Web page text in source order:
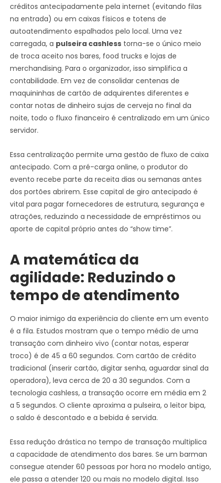
créditos antecipadamente pela internet (evitando filas
na entrada) ou em caixas físicos e totens de
autoatendimento espalhados pelo local. Uma vez
carregada, a pulseira cashless torna-se o único meio
de troca aceito nos bares, food trucks e lojas de
merchandising. Para o organizador, isso simplifica a
contabilidade. Em vez de consolidar centenas de
maquininhas de cartão de adquirentes diferentes e
contar notas de dinheiro sujas de cerveja no final da
noite, todo o fluxo financeiro é centralizado em um único
servidor.
Essa centralização permite uma gestão de fluxo de caixa
antecipado. Com a pré-carga online, o produtor do
evento recebe parte da receita dias ou semanas antes
dos portões abrirem. Esse capital de giro antecipado é
vital para pagar fornecedores de estrutura, segurança e
atrações, reduzindo a necessidade de empréstimos ou
aporte de capital próprio antes do “show time”.
A matemática da
agilidade: Reduzindo o
tempo de atendimento
O maior inimigo da experiência do cliente em um evento
é a fila. Estudos mostram que o tempo médio de uma
transação com dinheiro vivo (contar notas, esperar
troco) é de 45 a 60 segundos. Com cartão de crédito
tradicional (inserir cartão, digitar senha, aguardar sinal da
operadora), leva cerca de 20 a 30 segundos. Com a
tecnologia cashless, a transação ocorre em média em 2
a 5 segundos. O cliente aproxima a pulseira, o leitor bipa,
o saldo é descontado e a bebida é servida.
Essa redução drástica no tempo de transação multiplica
a capacidade de atendimento dos bares. Se um barman
consegue atender 60 pessoas por hora no modelo antigo,
ele passa a atender 120 ou mais no modelo digital. Isso